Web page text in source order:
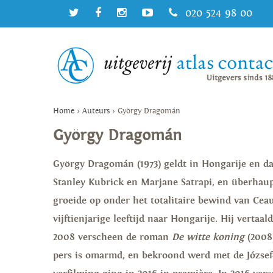
020 524 98 00
Home > Auteurs > György Dragomán
György Dragomán
György Dragomán (1973) geldt in Hongarije en
Stanley Kubrick en Marjane Satrapi, en
groeide op onder het totalitaire bewind van
vijftienjarige leeftijd naar Hongarije. Hij
2008 verscheen de roman De witte koning
pers is omarmd, en bekroond werd met de